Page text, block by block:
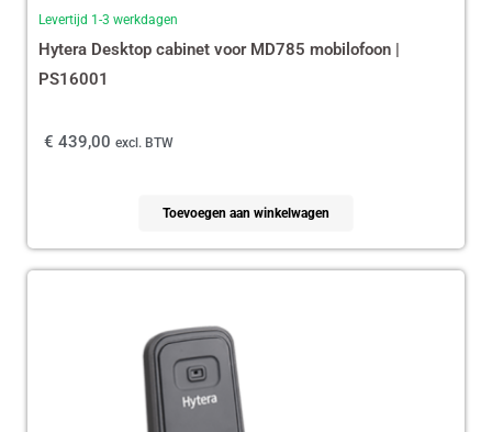
Levertijd 1-3 werkdagen
Hytera Desktop cabinet voor MD785 mobilofoon |
PS16001
€ 439,00 excl. BTW
Toevoegen aan winkelwagen